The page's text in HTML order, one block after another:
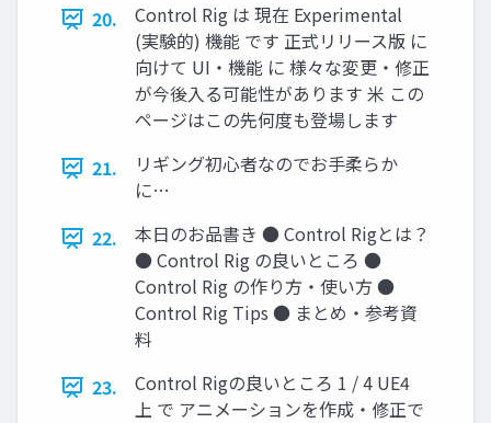
20.
Control Rig は 現在 Experimental
(実験的) 機能 です 正式リリース版 に
向けて UI・機能 に 様々な変更・修正
が今後入る可能性があります 米 この
ページはこの先何度も登場します
21.
リギング初心者なのでお手柔らか
に…
22.
本日のお品書き ● Control Rigとは？
● Control Rig の良いところ ●
Control Rig の作り方・使い方 ●
Control Rig Tips ● まとめ・参考資
料
23.
Control Rigの良いところ 1 / 4 UE4
上 で アニメーションを作成・修正で